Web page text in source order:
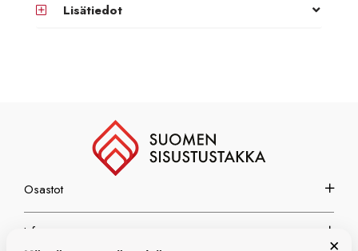
Lisätiedot
Osastot
Info
×